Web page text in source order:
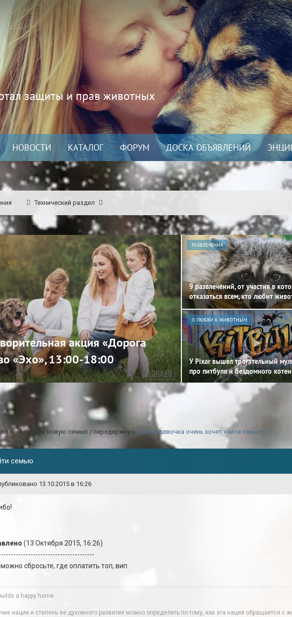
защиты и прав животных
НОВОСТИ КАТАЛОГ ФОРУМ ДОСКА ОБЪЯВЛЕНИЙ
Технический раздел
акция «Дорога
«Эхо», 13:00-18:00
РАЗВЛЕЧЕНИЯ
9 развлечений, от участия в
отказаться всем, кто любит
О ЛЮБВИ К ЖИВОТНЫМ
У Pixar вышел трогательный
про питбуля и бездомного
» Ищем новую семью / передержку » Щенок-девочка очень хочет найти семью
семью
13.10.2015 в 16:26
(13 Октября 2015, 16:26)
сбросьте, где оплатить топ, вип
a happy home
нации и степень ее духовного развития можно определить по тому, как эта нация обращается с